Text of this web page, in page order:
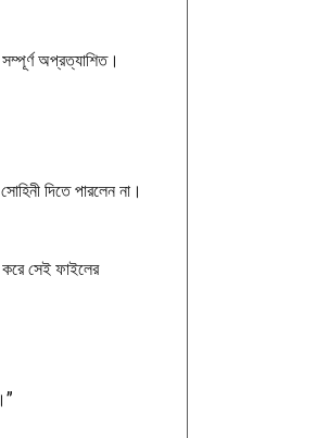
অপ্রত্যাশিত।
দিতে পারলেন না।
করে সেই ফাইলের